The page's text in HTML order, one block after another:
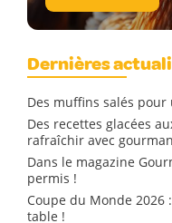
Dernières
Des muffins salés
Des recettes glacées
rafraîchir avec
Dans le magazine
permis !
Coupe du Monde 2026
table !